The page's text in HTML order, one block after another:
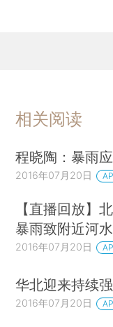
相关阅读
程晓陶：暴雨
2016年07月20日
【直播回放】
暴雨致附近河
2016年07月20日
华北迎来持续
2016年07月20日